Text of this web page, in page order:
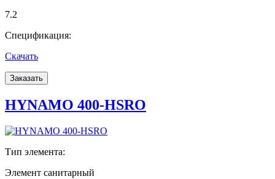
7.2
Спецификация:
Скачать
Заказать
HYNAMO 400-HSRO
Тип элемента:
Элемент санитарный